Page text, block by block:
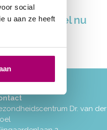
social
u aan ze heeftBel nu
Dr. van der